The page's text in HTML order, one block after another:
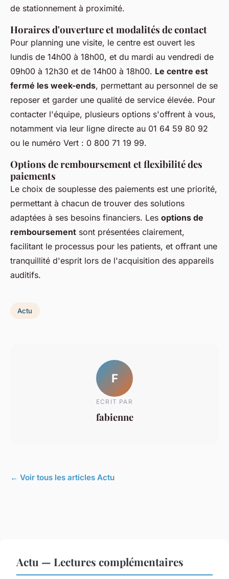
de stationnement à proximité.
Horaires d'ouverture et modalités de contact
Pour planning une visite, le centre est ouvert les
lundis de 14h00 à 18h00, et du mardi au vendredi de
09h00 à 12h30 et de 14h00 à 18h00. Le centre est
fermé les week-ends, permettant au personnel de se
reposer et garder une qualité de service élevée. Pour
contacter l'équipe, plusieurs options s'offrent à vous,
notamment via leur ligne directe au 01 64 59 80 92
ou le numéro Vert : 0 800 71 19 99.
Options de remboursement et flexibilité des
paiements
Le choix de souplesse des paiements est une priorité,
permettant à chacun de trouver des solutions
adaptées à ses besoins financiers. Les options de
remboursement sont présentées clairement,
facilitant le processus pour les patients, et offrant une
tranquillité d'esprit lors de l'acquisition des appareils
auditifs.
Actu
F
ECRIT PAR
fabienne
← Voir tous les articles Actu
Actu — Lectures complémentaires